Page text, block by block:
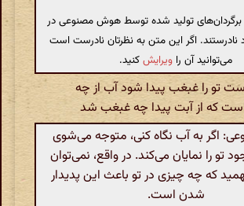
برگردان‌های تولید شده توسط هوش مصنوعی در
نادرستند. اگر این متن به نظرتان نادرست است
می‌توانید آن را ویرایشکنید.
تو را غبغب پیدا شود آب از چه
که از آبت پیدا چه غبغب شد
اگر به آب نگاه کنی، متوجه می‌شوی
تو را نمایان می‌کند. در واقع، نمی‌توان
که چه چیزی در تو باعث این پدیدار
شدن است.